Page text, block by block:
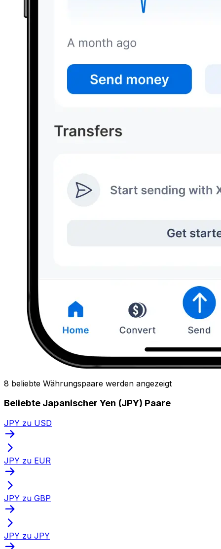
8 beliebte Währungspaare werden angezeigt
Beliebte Japanischer Yen (JPY) Paare
JPY zu USD
JPY zu EUR
JPY zu GBP
JPY zu JPY